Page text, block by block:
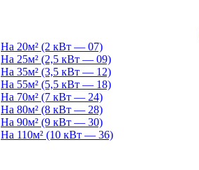
На 20м² (2 кВт — 07)
На 25м² (2,5 кВт — 09)
На 35м² (3,5 кВт — 12)
На 55м² (5,5 кВт — 18)
На 70м² (7 кВт — 24)
На 80м² (8 кВт — 28)
На 90м² (9 кВт — 30)
На 110м² (10 кВт — 36)